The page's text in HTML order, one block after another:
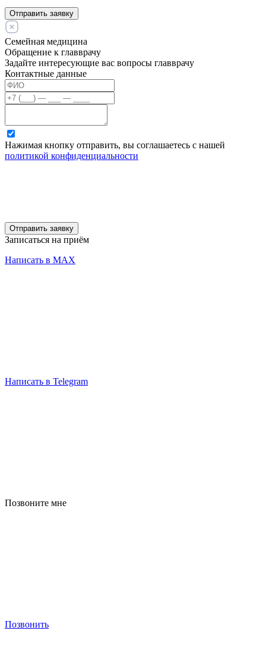
Отправить заявку
Семейная медицина
Обращение к главврачу
Задайте интересующие вас вопросы главврачу
Контактные данные
Нажимая кнопку отправить, вы соглашаетесь с нашей
политикой конфиденциальности
Отправить заявку
Записаться на приём
Написать в MAX
Написать в Telegram
Позвоните мне
Позвонить